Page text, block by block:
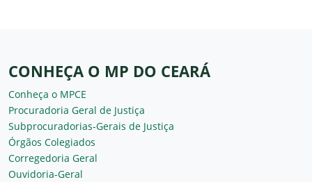
CONHEÇA O MP DO CEARÁ
Conheça o MPCE
Procuradoria Geral de Justiça
Subprocuradorias-Gerais de Justiça
Órgãos Colegiados
Corregedoria Geral
Ouvidoria-Geral